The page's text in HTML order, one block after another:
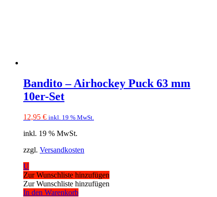
Bandito – Airhockey Puck 63 mm
10er-Set
12,95 € inkl. 19 % MwSt.
inkl. 19 % MwSt.
zzgl. Versandkosten
U
Zur Wunschliste hinzufügen
Zur Wunschliste hinzufügen
In den Warenkorb